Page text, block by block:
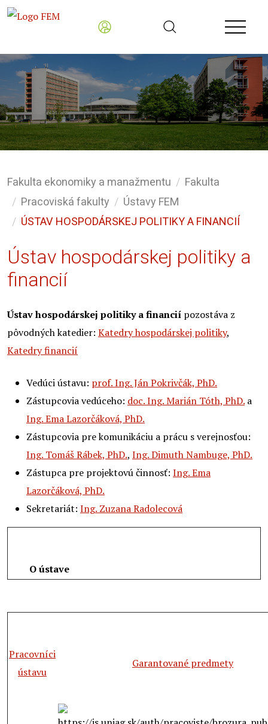
Fakulta ekonomiky a manažmentu
Fakulta
Pracoviská fakulty
Ústavy FEM
ÚSTAV HOSPODÁRSKEJ POLITIKY A FINANCIÍ
Ústav hospodárskej politiky a
financií
Ústav hospodárskej politiky a financií pozostáva z
pôvodných katedier: Katedry hospodárskej politiky,
Katedry financií
Vedúci ústavu: prof. Ing. Ján Pokrivčák, PhD.
Zástupcovia vedúceho: doc. Ing. Marián Tóth, PhD. a
Ing. Ema Lazorčáková, PhD.
Zástupcovia pre komunikáciu a prácu s verejnosťou:
Ing. Tomáš Rábek, PhD., Ing. Dimuth Nambuge, PhD.
Zástupca pre projektovú činnosť: Ing. Ema
Lazorčáková, PhD.
Sekretariát: Ing. Zuzana Radolecová
O ústave
Pracovníci
ústavu
Garantované predmety